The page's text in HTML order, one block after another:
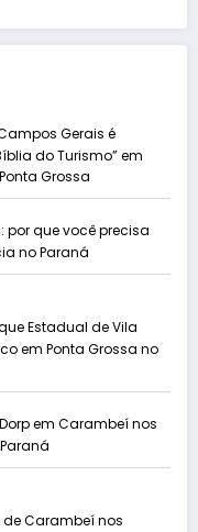
Gerais é
do Turismo” em
Grossa
por que você precisa
no Paraná
Estadual de Vila
em Ponta Grossa no
em Carambeí nos
de Carambeí nos